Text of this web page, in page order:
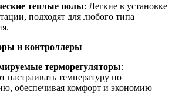
теплые полы: Легкие в установке
подходят для любого типа
и контроллеры
терморегуляторы:
настраивать температуру по
обеспечивая комфорт и экономию